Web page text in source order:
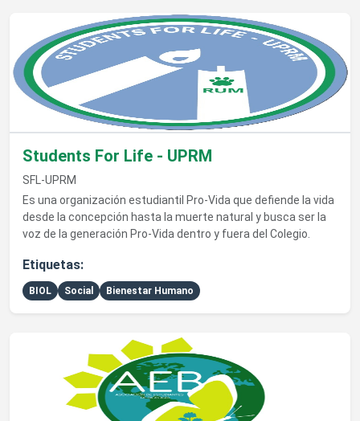
Ver detalles de Students For Life - UPRM
Students For Life - UPRM
SFL-UPRM
Es una organización estudiantil Pro-Vida que defiende la vida
desde la concepción hasta la muerte natural y busca ser la
voz de la generación Pro-Vida dentro y fuera del Colegio.
Etiquetas:
BIOL Social Bienestar Humano
Ver detalles de Asociación de Estudiantes de Biología